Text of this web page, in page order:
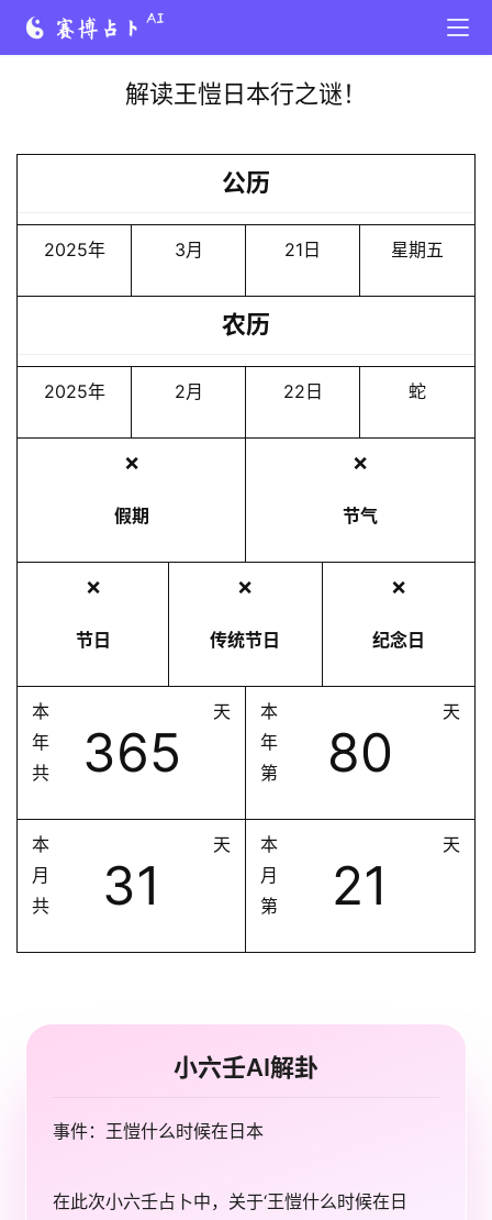
解读王愷日本行之谜！
公历
2025年 3月 21日 星期五
农历
2025年 2月 22日 蛇
❌
假期
❌
节气
❌
节日
❌
传统节日
❌
纪念日
本
年
共
365
天
本
年
第
80
天
本
月
共
31
天
本
月
第
21
天
小六壬AI解卦
事件：王愷什么时候在日本
在此次小六壬占卜中，关于‘王愷什么时候在日